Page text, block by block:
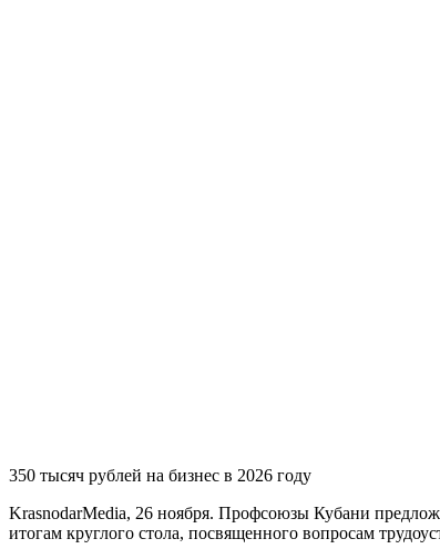
350 тысяч рублей на бизнес в 2026 году
KrasnodarMedia, 26 ноября. Профсоюзы Кубани
итогам круглого стола, посвященного вопросам